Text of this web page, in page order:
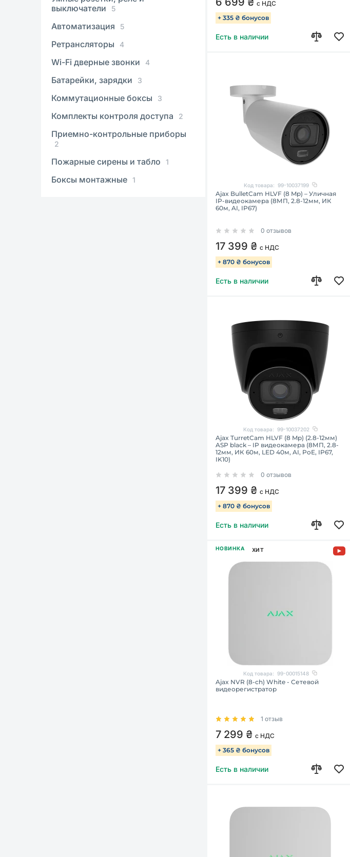
выключатели
5
Автоматизация 5
Ретрансляторы 4
Wi-Fi дверные звонки 4
Батарейки, зарядки 3
Коммутационные боксы 3
Комплекты контроля доступа 2
Приемно-контрольные приборы
2
Пожарные сирены и табло 1
Боксы монтажные 1
с НДС
+ 335 ₴ бонусов
Есть в наличии
Код товара: 99-10037199
Ajax BulletCam HLVF (8 Mp) – Уличная
IP-видеокамера (8МП, 2.8-12мм, ИК
60м, AI, IP67)
0 отзывов
17 399 ₴ с НДС
+ 870 ₴ бонусов
Есть в наличии
Код товара: 99-10037202
Ajax TurretCam HLVF (8 Mp) (2.8-12мм)
ASP black – IP видеокамера (8МП, 2.8-
12мм, ИК 60м, LED 40м, AI, PoE, IP67,
IK10)
0 отзывов
17 399 ₴ с НДС
+ 870 ₴ бонусов
Есть в наличии
НОВИНКА ХИТ
Код товара: 99-00015148
Ajax NVR (8-ch) White - Сетевой
видеорегистратор
1 отзыв
7 299 ₴ с НДС
+ 365 ₴ бонусов
Есть в наличии